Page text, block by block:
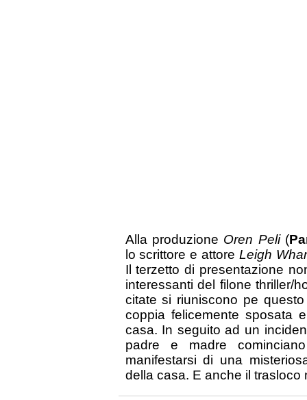
Alla produzione Oren Peli (
lo scrittore e attoreLeigh
Il terzetto di presentazione
interessanti del filone thriller/
citate si riuniscono pe
coppia felicemente sposata
casa. In seguito ad un
padre e madre
manifestarsi di una
della casa. E anche il